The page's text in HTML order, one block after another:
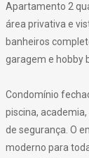
Apartamento 2
área privativa e
banheiros
garagem e hobby
Condomínio
piscina,
de segurança. O
moderno para